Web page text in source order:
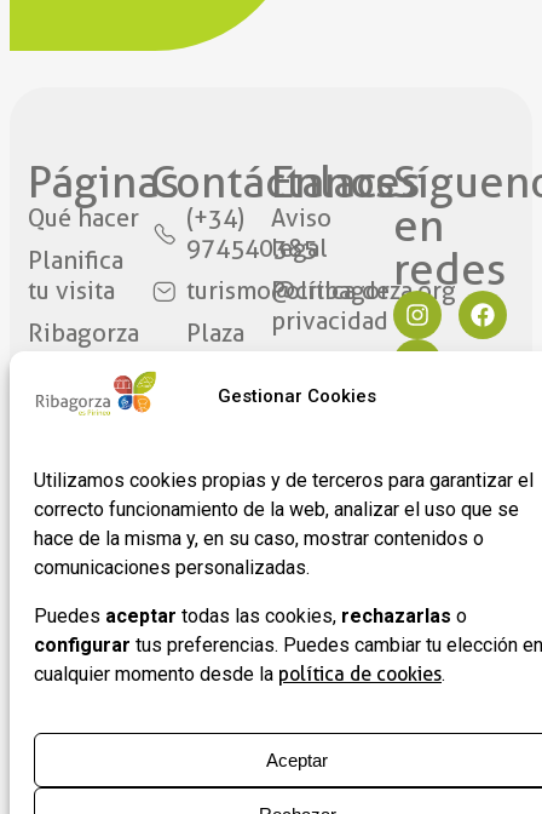
Gestionar Cookies
Utilizamos cookies propias y de terceros para garantizar el
correcto funcionamiento de la web, analizar el uso que se
hace de la misma y, en su caso, mostrar contenidos o
comunicaciones personalizadas.
Puedes aceptar todas las cookies, rechazarlas o
configurar tus preferencias. Puedes cambiar tu elección en
cualquier momento desde la política de cookies.
Aceptar
Páginas
Qué hacer
Planifica
tu visita
Ribagorza
Noticias
Contáctanos​
(+34)
974540385
turismo@cribagorza.org
Plaza
(Huesca)
Enlaces
Aviso
legal
Política de
privacidad
Cookies
de
adhesión
de
empresas
en
redes​